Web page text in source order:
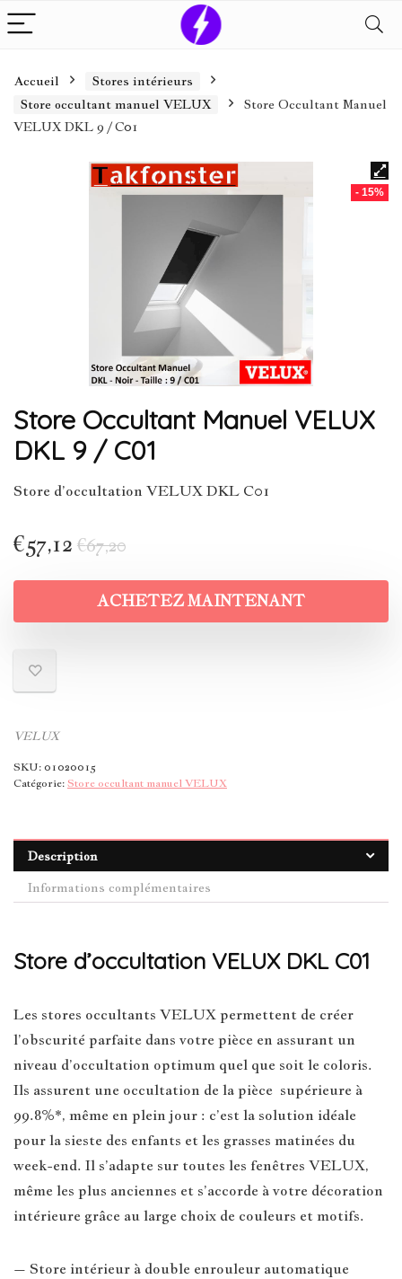
Accueil
Stores intérieurs
Store occultant manuel VELUX
Store Occultant Manuel
VELUX DKL 9 / C01
- 15%
Store Occultant Manuel VELUX
DKL 9 / C01
Store d’occultation VELUX DKL C01
€67,20
€57,12
ACHETEZ MAINTENANT
VELUX
SKU:01020015
Catégorie:Store occultant manuel VELUX
Description
Informations complémentaires
Store d’occultation VELUX DKL C01
Les stores occultants VELUX permettent de créer
l’obscurité parfaite dans votre pièce en assurant un
niveau d’occultation optimum quel que soit le coloris.
Ils assurent une occultation de la pièce supérieure à
99.8%*, même en plein jour : c’est la solution idéale
pour la sieste des enfants et les grasses matinées du
week-end. Il s’adapte sur toutes les fenêtres VELUX,
même les plus anciennes et s’accorde à votre décoration
intérieure grâce au large choix de couleurs et motifs.
– Store intérieur à double enrouleur automatique